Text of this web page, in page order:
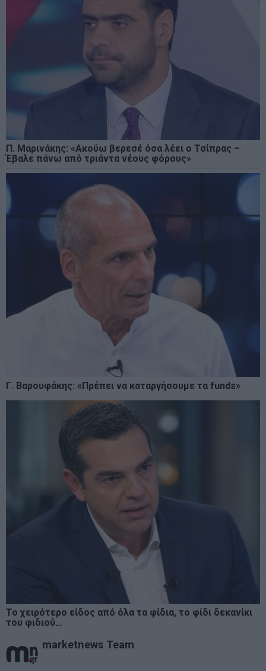
Π. Μαρινάκης: «Ακούω βερεσέ όσα λέει ο Τσίπρας –
Έβαλε πάνω από τριάντα νέους φόρους»
Γ. Βαρουφάκης: «Πρέπει να καταργήσουμε τα funds»
Το χειρότερο είδος από όλα τα φίδια, το φίδι δεκανίκι
του φιδιού…
marketnews Team